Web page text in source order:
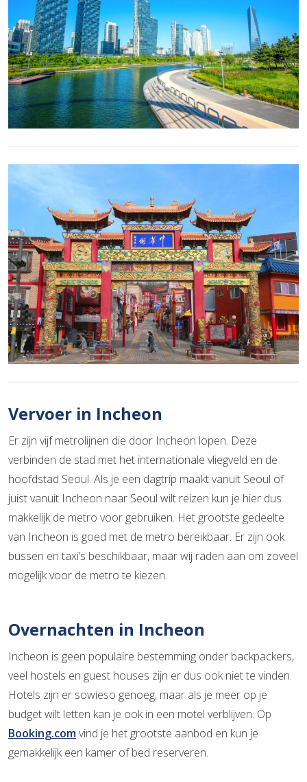
Vervoer in Incheon
Er zijn vijf metrolijnen die door Incheon lopen. Deze
verbinden de stad met het internationale vliegveld en de
hoofdstad Seoul. Als je een dagtrip maakt vanuit Seoul of
juist vanuit Incheon naar Seoul wilt reizen kun je hier dus
makkelijk de metro voor gebruiken. Het grootste gedeelte
van Incheon is goed met de metro bereikbaar. Er zijn ook
bussen en taxi’s beschikbaar, maar wij raden aan om zoveel
mogelijk voor de metro te kiezen.
Overnachten in Incheon
Incheon is geen populaire bestemming onder backpackers,
veel hostels en guest houses zijn er dus ook niet te vinden.
Hotels zijn er sowieso genoeg, maar als je meer op je
budget wilt letten kan je ook in een motel verblijven. Op
Booking.comvind je het grootste aanbod en kun je
gemakkelijk een kamer of bed reserveren.